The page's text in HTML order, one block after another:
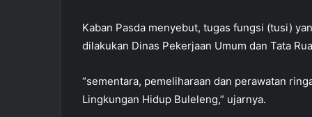
Kaban Pasda menyebut, tugas fungsi (tusi)
dilakukan Dinas Pekerjaan Umum dan Tata
“sementara, pemeliharaan dan perawatan
Lingkungan Hidup Buleleng,” ujarnya.